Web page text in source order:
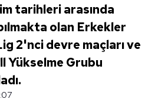
tarihleri arasında
olan Erkekler
2'nci devre maçları ve
Yükselme Grubu